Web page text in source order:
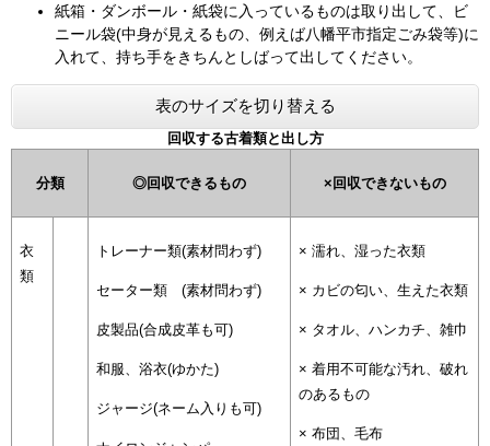
紙箱・ダンボール・紙袋に入っているものは取り出して、ビ
ニール袋(中身が見えるもの、例えば八幡平市指定ごみ袋等)に
入れて、持ち手をきちんとしばって出してください。
表のサイズを切り替える
回収する古着類と出し方
分類 ◎回収できるもの ×回収できないもの
衣
類
トレーナー類(素材問わず)
セーター類 (素材問わず)
皮製品(合成皮革も可)
和服、浴衣(ゆかた)
ジャージ(ネーム入りも可)
× 濡れ、湿った衣類
× カビの匂い、生えた衣類
× タオル、ハンカチ、雑巾
× 着用不可能な汚れ、破れ
のあるもの
× 布団、毛布